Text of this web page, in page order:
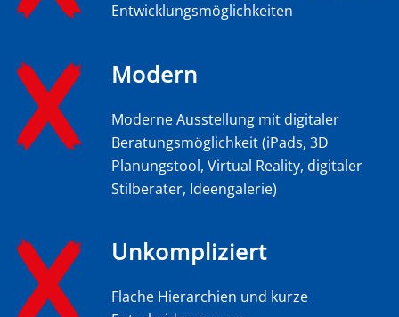
Entwicklungsmöglichkeiten
Modern
Moderne Ausstellung mit digitaler
Beratungsmöglichkeit (iPads, 3D
Planungstool, Virtual Reality, digitaler
Stilberater, Ideengalerie)
Unkompliziert
Flache Hierarchien und kurze